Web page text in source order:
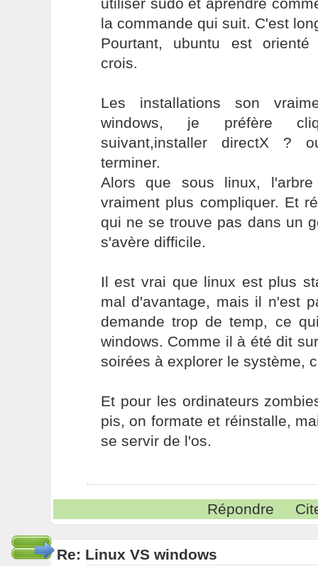
la commande qui suit. C'est
Pourtant, ubuntu est
crois.
Les installations son
windows, je préfère
suivant,installer directX ?
terminer.
Alors que sous linux,
vraiment plus compliquer. Et
qui ne se trouve pas dans un
s'avère difficile.
Il est vrai que linux est plus
mal d'avantage, mais il n'est
demande trop de temp, ce
windows. Comme il à été dit
soirées à explorer le système,
Et pour les ordinateurs
pis, on formate et réinstalle,
se servir de l'os.
Répondre
Re: Linux VS windows